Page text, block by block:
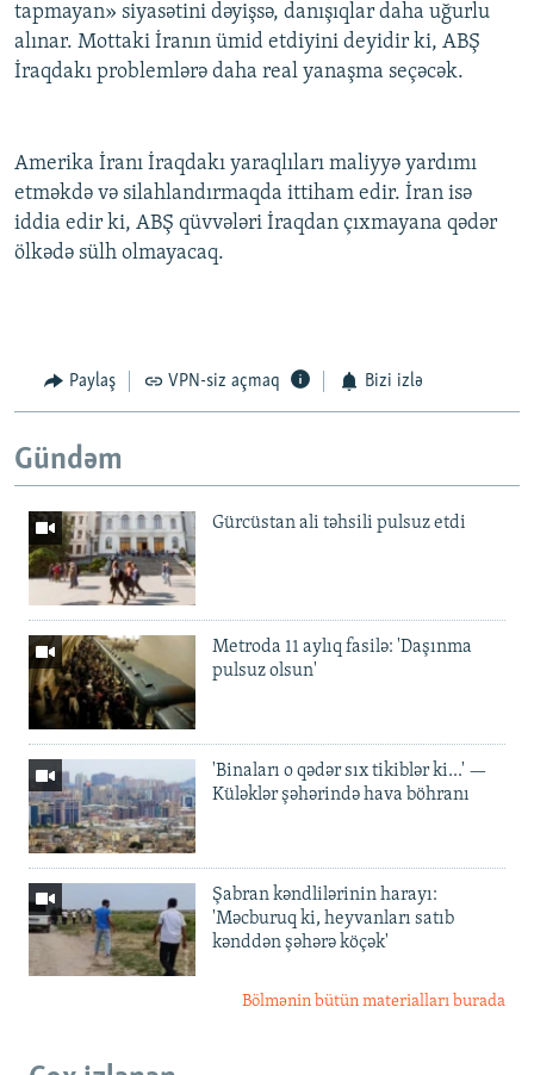
tapmayan» siyasətini dəyişsə, danışıqlar daha uğurlu
alınar. Mottaki İranın ümid etdiyini deyidir ki, ABŞ
İraqdakı problemlərə daha real yanaşma seçəcək.
Amerika İranı İraqdakı yaraqlıları maliyyə yardımı
etməkdə və silahlandırmaqda ittiham edir. İran isə
iddia edir ki, ABŞ qüvvələri İraqdan çıxmayana qədər
ölkədə sülh olmayacaq.
Paylaş VPN-siz açmaq Bizi izlə
Gündəm
Gürcüstan ali təhsili pulsuz etdi
Metroda 11 aylıq fasilə: 'Daşınma
pulsuz olsun'
'Binaları o qədər sıx tikiblər ki...' —
Küləklər şəhərində hava böhranı
Şabran kəndlilərinin harayı:
'Məcburuq ki, heyvanları satıb
kənddən şəhərə köçək'
Bölmənin bütün materialları burada